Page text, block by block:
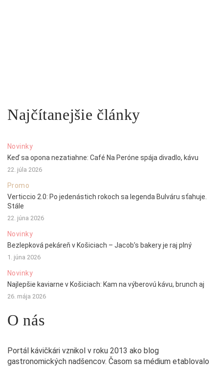
Najčítanejšie články
Novinky
Keď sa opona nezatiahne: Café Na Peróne spája divadlo, kávu
22. júla 2026
Promo
Verticcio 2.0: Po jedenástich rokoch sa legenda Bulváru sťahuje.
Stále
22. júna 2026
Novinky
Bezlepková pekáreň v Košiciach – Jacob’s bakery je raj plný
1. júna 2026
Novinky
Najlepšie kaviarne v Košiciach: Kam na výberovú kávu, brunch aj
26. mája 2026
O nás
Portál kávičkári vznikol v roku 2013 ako blog
gastronomických nadšencov. Časom sa médium etablovalo